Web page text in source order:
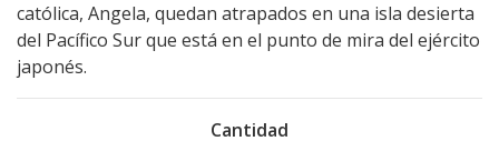
católica, Angela, quedan atrapados en una isla desierta
del Pacífico Sur que está en el punto de mira del ejército
japonés.
Cantidad